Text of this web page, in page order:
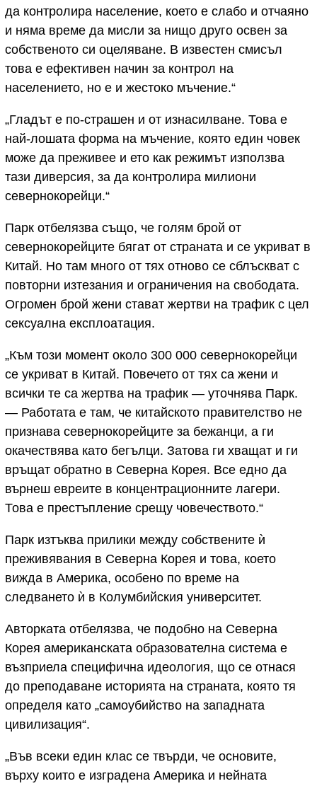
да контролира население, което е слабо и отчаяно
и няма време да мисли за нищо друго освен за
собственото си оцеляване. В известен смисъл
това е ефективен начин за контрол на
населението, но е и жестоко мъчение.“
„Гладът е по-страшен и от изнасилване. Това е
най-лошата форма на мъчение, която един човек
може да преживее и ето как режимът използва
тази диверсия, за да контролира милиони
севернокорейци.“
Парк отбелязва също, че голям брой от
севернокорейците бягат от страната и се укриват в
Китай. Но там много от тях отново се сблъскват с
повторни изтезания и ограничения на свободата.
Огромен брой жени стават жертви на трафик с цел
сексуална експлоатация.
„Към този момент около 300 000 севернокорейци
се укриват в Китай. Повечето от тях са жени и
всички те са жертва на трафик — уточнява Парк.
— Работата е там, че китайското правителство не
признава севернокорейците за бежанци, а ги
окачествява като бегълци. Затова ги хващат и ги
връщат обратно в Северна Корея. Все едно да
върнеш евреите в концентрационните лагери.
Това е престъпление срещу човечеството.“
Парк изтъква прилики между собствените ѝ
преживявания в Северна Корея и това, което
вижда в Америка, особено по време на
следването ѝ в Колумбийския университет.
Авторката отбелязва, че подобно на Северна
Корея американската образователна система е
възприела специфична идеология, що се отнася
до преподаване историята на страната, която тя
определя като „самоубийство на западната
цивилизация“.
„Във всеки един клас се твърди, че основите,
върху които е изградена Америка и нейната